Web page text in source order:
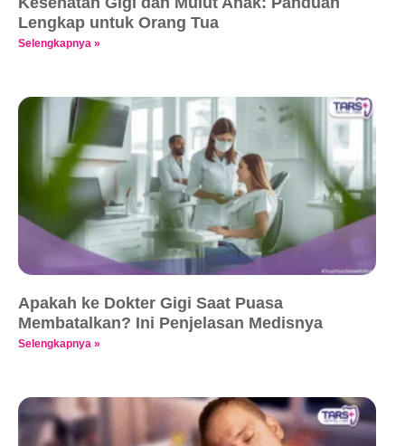
Lengkap untuk Orang Tua
Selengkapnya »
Apakah ke Dokter Gigi Saat Puasa
Membatalkan? Ini Penjelasan Medisnya
Selengkapnya »